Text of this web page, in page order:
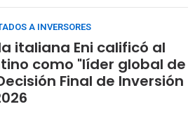
A INVERSORES
italiana Eni calificó al
como "líder global de
Final de Inversión